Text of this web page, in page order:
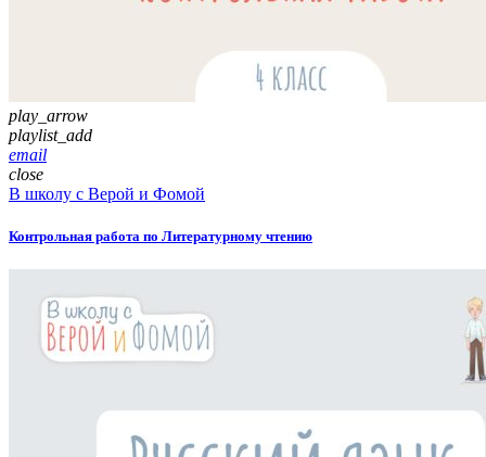
play_arrow
playlist_add
email
close
В школу с Верой и Фомой
Контрольная работа по Литературному чтению